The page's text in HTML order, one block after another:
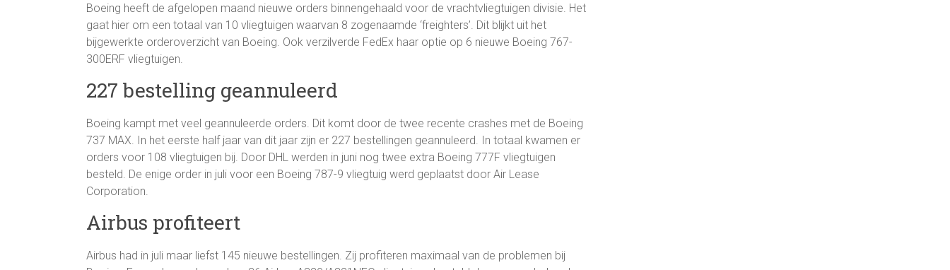
Boeing heeft de afgelopen maand nieuwe orders binnengehaald voor de vrachtvliegtuigen divisie. Het
gaat hier om een totaal van 10 vliegtuigen waarvan 8 zogenaamde ‘freighters’. Dit blijkt uit het
bijgewerkte orderoverzicht van Boeing. Ook verzilverde FedEx haar optie op 6 nieuwe Boeing 767-
300ERF vliegtuigen.
227 bestelling geannuleerd
Boeing kampt met veel geannuleerde orders. Dit komt door de twee recente crashes met de Boeing
737 MAX. In het eerste half jaar van dit jaar zijn er 227 bestellingen geannuleerd. In totaal kwamen er
orders voor 108 vliegtuigen bij. Door DHL werden in juni nog twee extra Boeing 777F vliegtuigen
besteld. De enige order in juli voor een Boeing 787-9 vliegtuig werd geplaatst door Air Lease
Corporation.
Airbus profiteert
Airbus had in juli maar liefst 145 nieuwe bestellingen. Zij profiteren maximaal van de problemen bij